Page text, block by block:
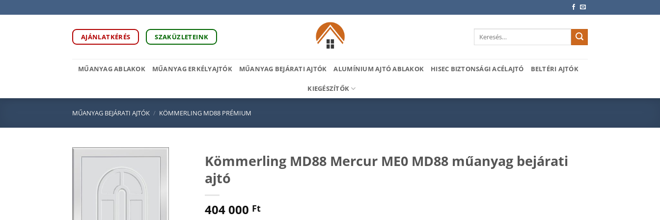
to
AJÁNLATKÉRÉS SZAKÜZLETEINK
Keresés
MŰANYAG ABLAKOK MŰANYAG ERKÉLYAJTÓK MŰANYAG BEJÁRATI AJTÓK ALUMÍNIUM AJTÓ ABLAKOK HISEC BIZTONSÁGI ACÉLAJTÓ BELTÉRI AJTÓK
KIEGÉSZÍTŐK
MŰANYAG BEJÁRATI AJTÓK / KÖMMERLING MD88 PRÉMIUM
Kömmerling MD88 Mercur ME0 MD88 műanyag bejárati
ajtó
404 000 Ft